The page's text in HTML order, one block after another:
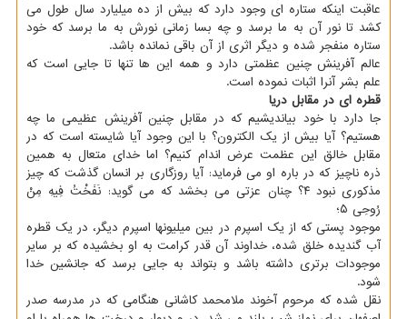
عاقبت اینکه ستاره ای وجود دارد که بیش از ده میلیارد سال طول می
کشد تا نور آن به ما برسد و چه بسا زمانی نورش به ما برسد که خود
ستاره منفجر شده و دیگر اثری از آن باقی نمانده باشد.
عالم آفرینش چنین عظمتی دارد و همه این ها تنها تا جایی است که
علم بشر آنرا اثبات نموده است.
قطره ای در مقابل دریا
جا دارد با خود بیاندیشیم که در مقابل چنین آفرینش عظیمی ما چه
هستیم؟ آیا بیش از یک الکترون؟ با این وجود آیا شایسته است که در
مقابل خالق این عظمت عرض اندام کنیم؟ اما خدای متعال به همین
ذره ناچیز که در باره او می فرماید: آیا روزگاری بر انسان گذشت که چیز
مذکوری نبود ۴؟ چنان عزتی می بخشد که می گوید: نَفَخْتُ فِیهِ مِنْ
رُوحِی ۵؛
موجود پستی که از یک اسپرم در بین میلیونها اسپرم دیگر، در یک قطره
آب گندیده خلق شده، خداوند آن قدر کرامت به او بخشیده که بر سایر
موجودات برتری داشته باشد و بتواند به جایی برسد که جانشین خدا
شود.
نقل شده که مرحوم آخوند ملامحمد کاشانی هنگامی که در مدرسه صدر